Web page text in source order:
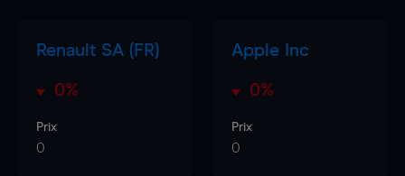
Renault SA (FR)
0%
Prix
0
Apple Inc
0%
Prix
0